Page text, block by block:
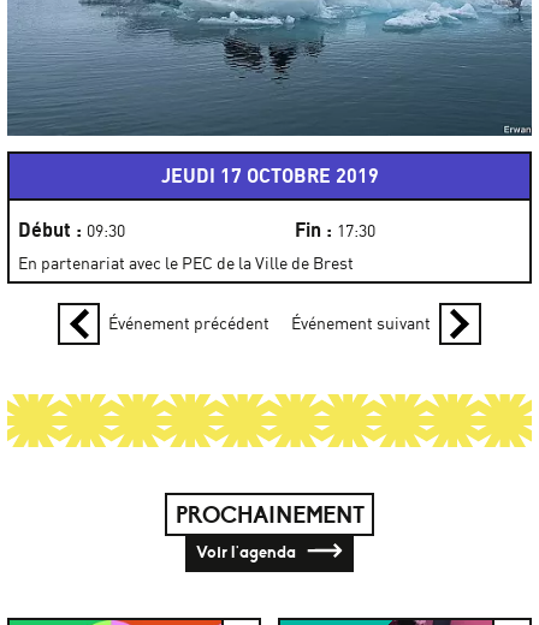
JEUDI 17 OCTOBRE 2019
Début : 09:30 Fin : 17:30
En partenariat avec le PEC de la Ville de Brest
Événement précédent Événement suivant
PROCHAINEMENT
Voir l'agenda